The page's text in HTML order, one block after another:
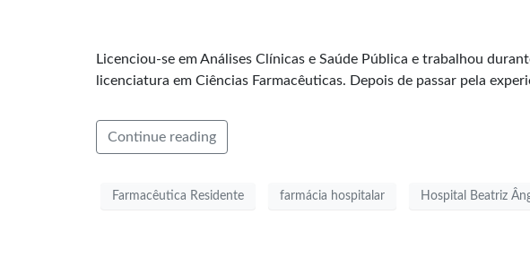
Licenciou-se em Análises Clínicas e Saúde Pública e trabalhou
licenciatura em Ciências Farmacêuticas. Depois de passar pela
Continue reading
Farmacêutica Residente farmácia hospitalar Hospital Beatriz